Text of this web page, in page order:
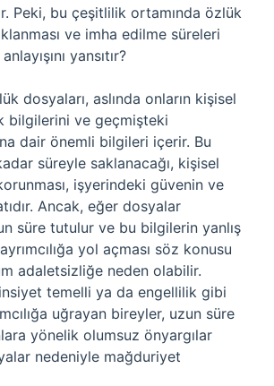
Peki, bu çeşitlilik ortamında özlük
ve imha edilme süreleri
yansıtır?
dosyaları, aslında onların kişisel
bilgilerini ve geçmişteki
dair önemli bilgileri içerir. Bu
süreyle saklanacağı, kişisel
işyerindeki güvenin ve
Ancak, eğer dosyalar
süre tutulur ve bu bilgilerin yanlış
yol açması söz konusu
adaletsizliğe neden olabilir.
temelli ya da engellilik gibi
uğrayan bireyler, uzun süre
yönelik olumsuz önyargılar
nedeniyle mağduriyet